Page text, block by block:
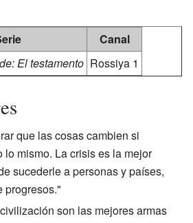
Canal
El testamento Rossiya 1
que las cosas cambien si
mismo. La crisis es la mejor
sucederle a personas y países,
progresos."
son las mejores armas